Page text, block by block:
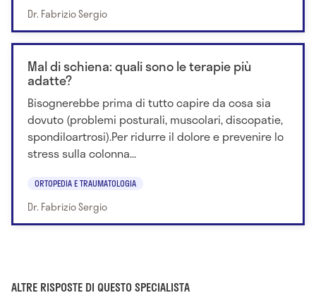
Dr. Fabrizio Sergio
Mal di schiena: quali sono le terapie più
adatte?
Bisognerebbe prima di tutto capire da cosa sia
dovuto (problemi posturali, muscolari, discopatie,
spondiloartrosi).Per ridurre il dolore e prevenire lo
stress sulla colonna...
ORTOPEDIA E TRAUMATOLOGIA
Dr. Fabrizio Sergio
ALTRE RISPOSTE DI QUESTO SPECIALISTA